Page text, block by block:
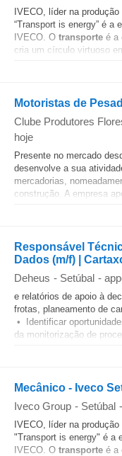
IVECO, líder na
“Transport is energy” é a
IVECO. O transporte é a
cria um círculo virtuoso
Motoristas de
Clube Produtores
hoje
Presente no mercado
desenvolve a sua
mercadorias,
construção. A empresa
Responsável
Dados (m/f) |
Deheus - Setúbal -
e relatórios de apoio à
frotas, planeamento de
• Identificar
da monitorização de
Mecânico - Iveco
Iveco Group - Setúbal -
IVECO, líder na
"Transport is energy" é a
IVECO. O transporte é a